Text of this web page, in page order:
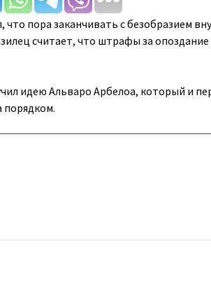
пора заканчивать с безобразием
считает, что штрафы за
идею Альваро Арбелоа, который и
порядком.